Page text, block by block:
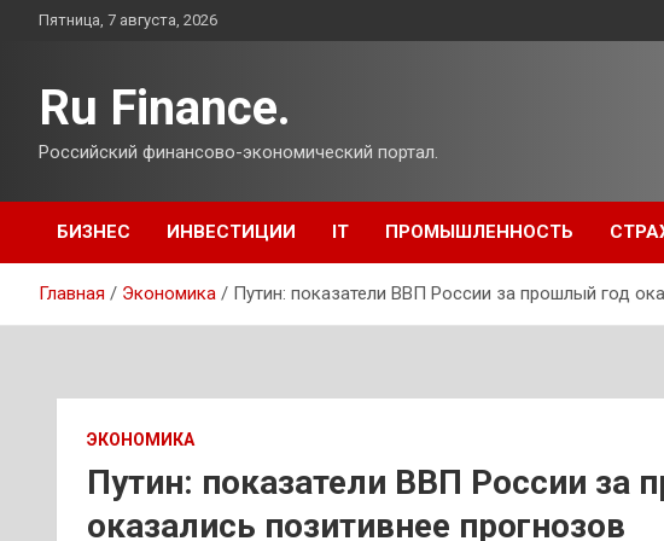
ПерейтиПятница, 7 августа, 2026
Ru Finance.
Российский финансово-экономический портал.
БИЗНЕС ИНВЕСТИЦИИ IT ПРОМЫШЛЕННОСТЬ
Главная Экономика Путин: показатели ВВП России за прошлый год
ЭКОНОМИКА
Путин: показатели ВВП России за
оказались позитивнее прогнозов